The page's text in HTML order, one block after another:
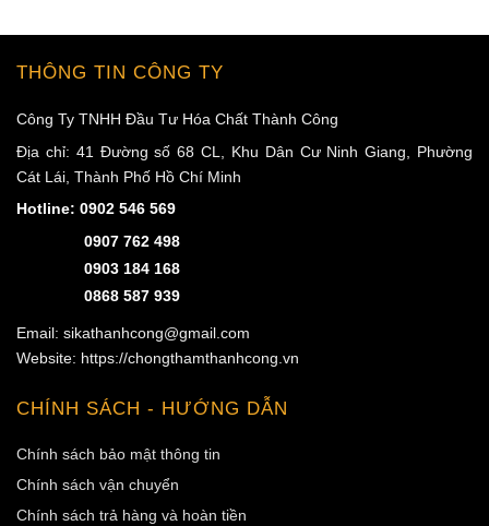
THÔNG TIN CÔNG TY
Công Ty TNHH Đầu Tư Hóa Chất Thành Công
Địa chỉ: 41 Đường số 68 CL, Khu Dân Cư Ninh Giang, Phường
Cát Lái, Thành Phố Hồ Chí Minh
Hotline: 0902 546 569
0907 762 498
0903 184 168
0868 587 939
Email: sikathanhcong@gmail.com
Website: https://chongthamthanhcong.vn
CHÍNH SÁCH - HƯỚNG DẪN
Chính sách bảo mật thông tin
Chính sách vận chuyển
Chính sách trả hàng và hoàn tiền